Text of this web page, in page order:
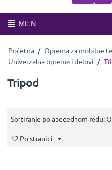
MENI
Početna / Oprema za mobilne
Univerzalna oprema i delovi /
Tripod
Sortiranje po abecednom redu:
12 Po stranici